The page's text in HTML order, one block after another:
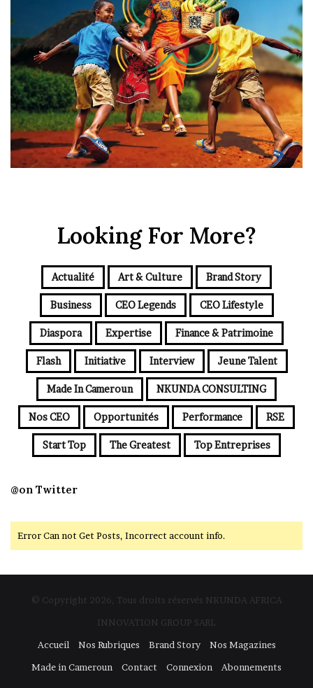
Looking For More?
Actualité Art & Culture Brand Story
Business CEO Legends CEO Lifestyle
Diaspora Expertise Finance & Patrimoine
Flash Initiative Interview Jeune Talent
Made In Cameroun NKUNDA CONSULTING
Nos CEO Opportunités Performance RSE
Start Top The Greatest Top Entreprises
@on Twitter
Error Can not Get Posts, Incorrect account info.
© Copyright 2026, Tous droits réservés NKUNDA AFRICA
INNOVATION GROUP SARL
Accueil
Nos Rubriques Brand Story
Nos Magazines
Made in Cameroun
Contact Connexion Abonnements